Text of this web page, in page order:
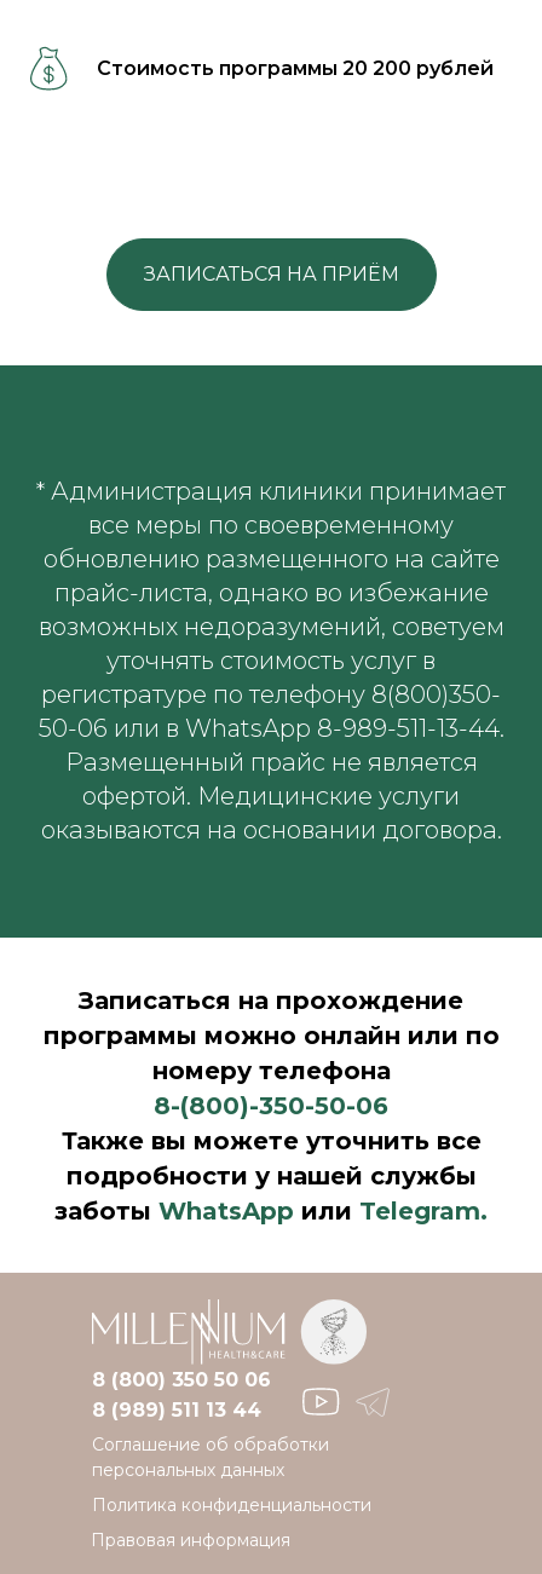
Стоимость программы 20 200 рублей
ЗАПИСАТЬСЯ НА ПРИЁМ
* Администрация клиники принимает
все меры по своевременному
обновлению размещенного на сайте
прайс-листа, однако во избежание
возможных недоразумений, советуем
уточнять стоимость услуг в
регистратуре по телефону 8(800)350-
50-06 или в WhatsApp 8-989-511-13-44.
Размещенный прайс не является
офертой. Медицинские услуги
оказываются на основании договора.
Записаться на прохождение
программы можно онлайн или по
номеру телефона
8-(800)-350-50-06
Также вы можете уточнить все
подробности у нашей службы
заботы WhatsApp или Telegram.
Соглашение об обработки
персональных данных
Политика конфиденциальности
Правовая информация
8 (800) 350 50 06
8 (989) 511 13 44